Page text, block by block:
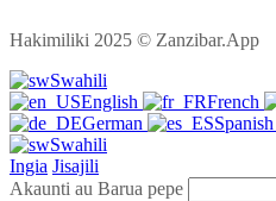
Hakimiliki 2025 © Zanzibar.App
Swahili
English
French
German
Spanish
Swahili
Ingia Jisajili
Akaunti au Barua pepe